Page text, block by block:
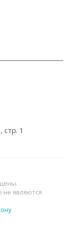
1
не являются